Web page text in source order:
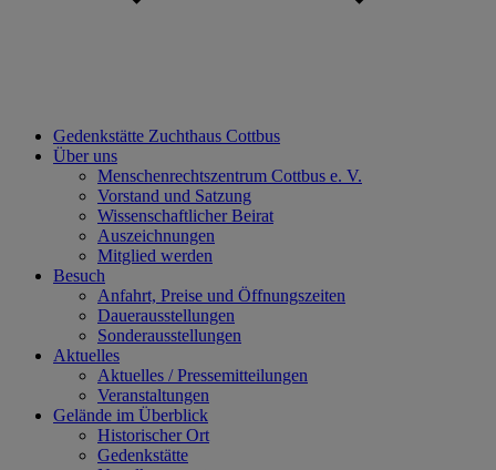
Gedenkstätte Zuchthaus Cottbus
Über uns
Menschenrechtszentrum Cottbus e. V.
Vorstand und Satzung
Wissenschaftlicher Beirat
Auszeichnungen
Mitglied werden
Besuch
Anfahrt, Preise und Öffnungszeiten
Dauerausstellungen
Sonderausstellungen
Aktuelles
Aktuelles / Pressemitteilungen
Veranstaltungen
Gelände im Überblick
Historischer Ort
Gedenkstätte